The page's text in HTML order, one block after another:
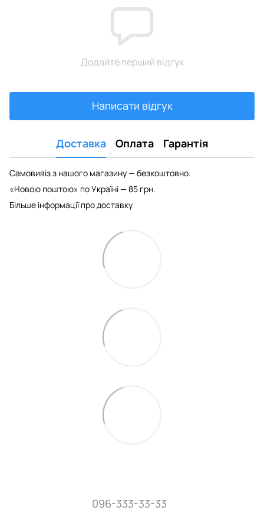
Додайте перший відгук
Написати відгук
Доставка Оплата Гарантія
Самовивіз з нашого магазину — безкоштовно.
«Новою поштою» по Україні — 85 грн.
Більше інформації про доставку
096-333-33-33